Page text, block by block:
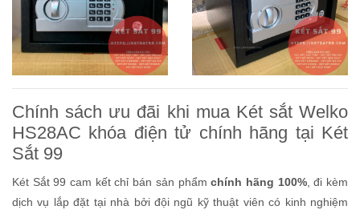
Chính sách ưu đãi khi mua Két sắt Welko
HS28AC khóa điện tử chính hãng tại Két
Sắt 99
Két Sắt 99 cam kết chỉ bán sản phẩmchính hãng 100%, đi kèm
dịch vụ lắp đặt tại nhà bởi đội ngũ kỹ thuật viên có kinh nghiệm